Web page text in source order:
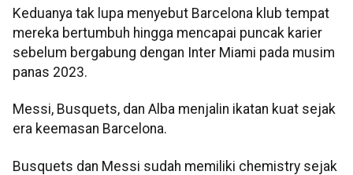
Keduanya tak lupa menyebut Barcelona klub tempat
mereka bertumbuh hingga mencapai puncak karier
sebelum bergabung dengan Inter Miami pada musim
panas 2023.
Messi, Busquets, dan Alba menjalin ikatan kuat sejak
era keemasan Barcelona.
Busquets dan Messi sudah memiliki chemistry sejak